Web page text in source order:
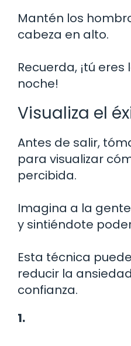
Mantén los
cabeza en alto.
Recuerda, ¡tú
noche!
Visualiza el
Antes de salir,
para visualizar
percibida.
Imagina a la
y sintiéndote
Esta técnica
reducir la
confianza.
1.